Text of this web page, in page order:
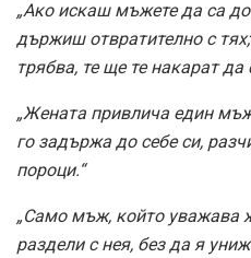
„Ако искаш мъжете да са
държиш отвратително с
трябва, те ще те накарат
„Жената привлича един
го задържа до себе си,
пороци.“
„Само мъж, който уважава
раздели с нея, без да я